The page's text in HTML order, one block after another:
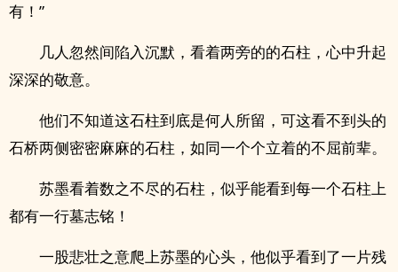
有！”
几人忽然间陷入沉默，看着两旁的的石柱，心中升起
深深的敬意。
他们不知道这石柱到底是何人所留，可这看不到头的
石桥两侧密密麻麻的石柱，如同一个个立着的不屈前辈。
苏墨看着数之不尽的石柱，似乎能看到每一个石柱上
都有一行墓志铭！
一股悲壮之意爬上苏墨的心头，他似乎看到了一片残